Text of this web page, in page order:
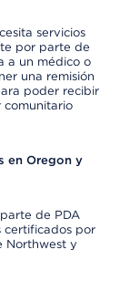
servicios
por parte de
a un médico o
una remisión
poder recibir
comunitario
en Oregon y
de PDA
certificados por
Northwest y